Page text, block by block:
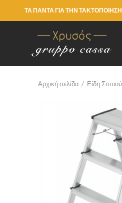
ΤΑ ΠΑΝΤΑ ΓΙΑ ΤΗΝ ΤΑΚΤΟΠΟΙΗΣΗ
Αρχική σελίδα Είδη Σπιτιού